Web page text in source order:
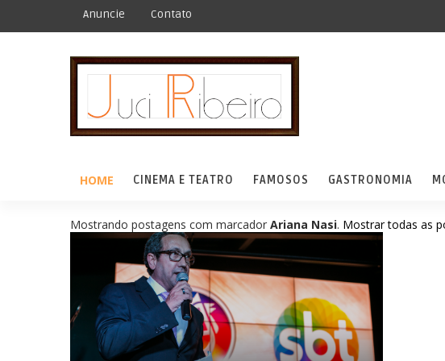
Anuncie Contato
HOME CINEMA E TEATRO FAMOSOS GASTRONOMIA
Mostrando postagens com marcador Ariana Nasi. Mostrar todas as